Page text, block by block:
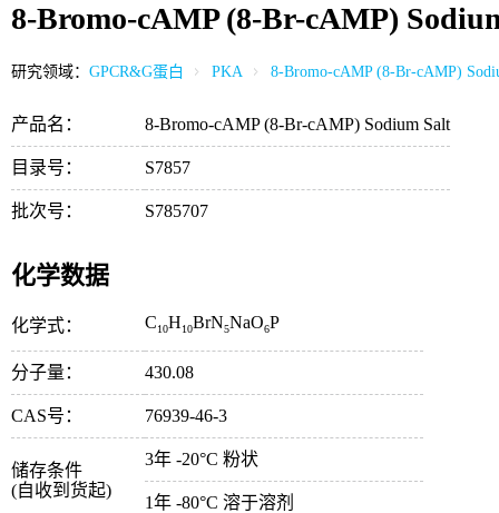
8-Bromo-cAMP (8-Br-cAMP)
研究领域： GPCR&G蛋白 PKA 8-Bromo-cAMP (8-Br-cAMP)
产品名： 8-Bromo-cAMP (8-Br-cAMP) Sodium Salt
目录号： S7857
批次号： S785707
化学数据
化学式： C10H10BrN5NaO6P
分子量： 430.08
CAS号： 76939-46-3
储存条件
(自收到货起)
3年 -20°C 粉状
1年 -80°C 溶于溶剂